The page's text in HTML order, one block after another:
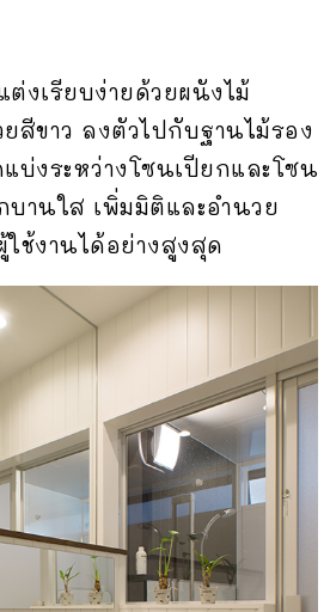
งเรียบง่ายด้วยผนังไม้
สีขาว ลงตัวไปกับฐานไม้รอง
บ่งระหว่างโซนเปียกและโซน
บานใส เพิ่มมิติและอำนวย
ช้งานได้อย่างสูงสุด